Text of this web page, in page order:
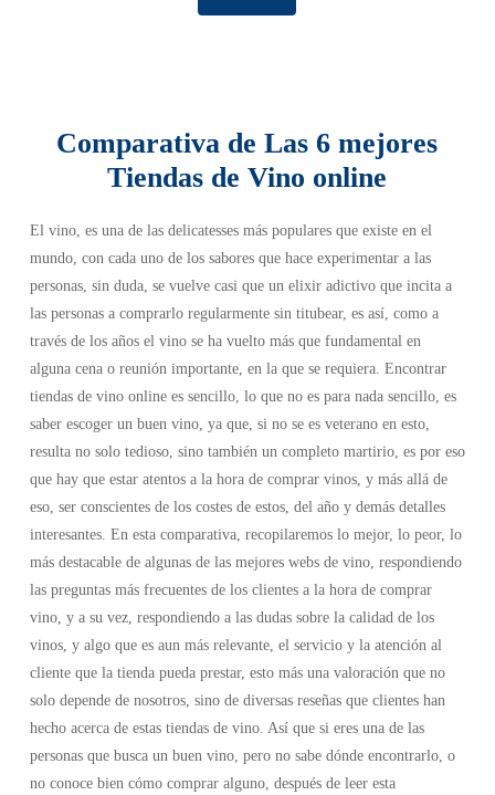
Comparativa de Las 6 mejores
Tiendas de Vino online
El vino, es una de las delicatesses más populares que existe en el
mundo, con cada uno de los sabores que hace experimentar a las
personas, sin duda, se vuelve casi que un elixir adictivo que incita a
las personas a comprarlo regularmente sin titubear, es así, como a
través de los años el vino se ha vuelto más que fundamental en
alguna cena o reunión importante, en la que se requiera. Encontrar
tiendas de vino online es sencillo, lo que no es para nada sencillo, es
saber escoger un buen vino, ya que, si no se es veterano en esto,
resulta no solo tedioso, sino también un completo martirio, es por eso
que hay que estar atentos a la hora de comprar vinos, y más allá de
eso, ser conscientes de los costes de estos, del año y demás detalles
interesantes. En esta comparativa, recopilaremos lo mejor, lo peor, lo
más destacable de algunas de las mejores webs de vino, respondiendo
las preguntas más frecuentes de los clientes a la hora de comprar
vino, y a su vez, respondiendo a las dudas sobre la calidad de los
vinos, y algo que es aun más relevante, el servicio y la atención al
cliente que la tienda pueda prestar, esto más una valoración que no
solo depende de nosotros, sino de diversas reseñas que clientes han
hecho acerca de estas tiendas de vino. Así que si eres una de las
personas que busca un buen vino, pero no sabe dónde encontrarlo, o
no conoce bien cómo comprar alguno, después de leer esta